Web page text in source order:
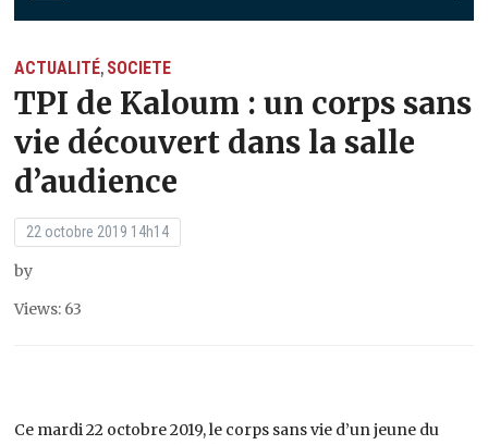
ACTUALITÉ, SOCIETE
TPI de Kaloum : un corps sans
vie découvert dans la salle
d’audience
22 octobre 2019 14h14
by
Views: 63
Ce mardi 22 octobre 2019, le corps sans vie d’un jeune du